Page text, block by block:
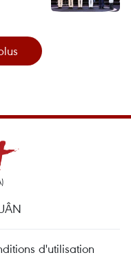
d'utilisation